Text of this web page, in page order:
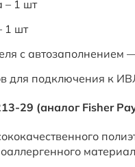
– 1 шт
1 шт
с автозаполнением
для подключения к
29 (аналог Fisher